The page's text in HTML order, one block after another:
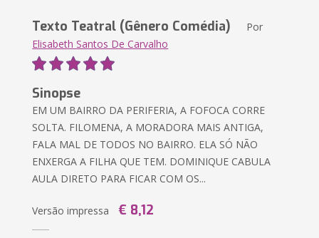
Texto Teatral (Gênero Comédia) Por
Elisabeth Santos De Carvalho
Sinopse
EM UM BAIRRO DA PERIFERIA, A FOFOCA CORRE
SOLTA. FILOMENA, A MORADORA MAIS ANTIGA,
FALA MAL DE TODOS NO BAIRRO. ELA SÓ NÃO
ENXERGA A FILHA QUE TEM. DOMINIQUE CABULA
AULA DIRETO PARA FICAR COM OS...
Versão impressa € 8,12